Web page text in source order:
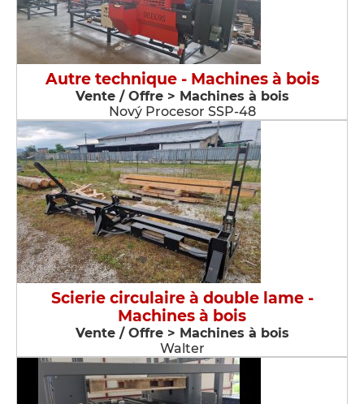
Autre technique - Machines à bois
Vente / Offre > Machines à bois
Nový Procesor SSP-48
Scierie circulaire à double lame -
Machines à bois
Vente / Offre > Machines à bois
Walter